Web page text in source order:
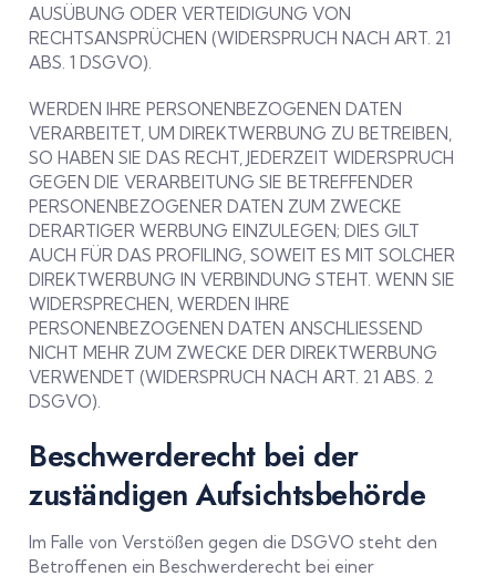
AUSÜBUNG ODER VERTEIDIGUNG VON
RECHTSANSPRÜCHEN (WIDERSPRUCH NACH ART. 21
ABS. 1 DSGVO).
WERDEN IHRE PERSONENBEZOGENEN DATEN
VERARBEITET, UM DIREKTWERBUNG ZU BETREIBEN,
SO HABEN SIE DAS RECHT, JEDERZEIT WIDERSPRUCH
GEGEN DIE VERARBEITUNG SIE BETREFFENDER
PERSONENBEZOGENER DATEN ZUM ZWECKE
DERARTIGER WERBUNG EINZULEGEN; DIES GILT
AUCH FÜR DAS PROFILING, SOWEIT ES MIT SOLCHER
DIREKTWERBUNG IN VERBINDUNG STEHT. WENN SIE
WIDERSPRECHEN, WERDEN IHRE
PERSONENBEZOGENEN DATEN ANSCHLIESSEND
NICHT MEHR ZUM ZWECKE DER DIREKTWERBUNG
VERWENDET (WIDERSPRUCH NACH ART. 21 ABS. 2
DSGVO).
Beschwerde­recht bei der
zuständigen Aufsichts­behörde
Im Falle von Verstößen gegen die DSGVO steht den
Betroffenen ein Beschwerderecht bei einer